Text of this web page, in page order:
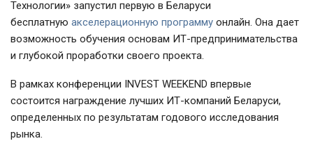
Технологии» запустил первую в Беларуси
бесплатную акселерационную программу онлайн. Она дает
возможность обучения основам ИТ-предпринимательства
и глубокой проработки своего проекта.
В рамках конференции INVEST WEEKEND впервые
состоится награждение лучших ИТ-компаний Беларуси,
определенных по результатам годового исследования
рынка.